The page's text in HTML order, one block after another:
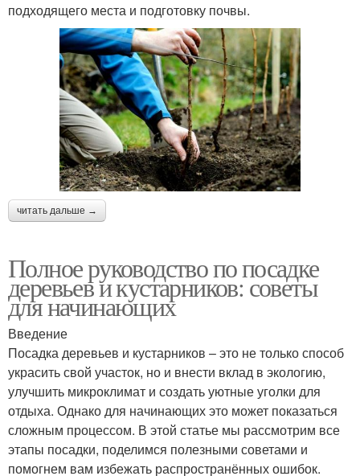
подходящего места и подготовку почвы.
читать дальше →
Полное руководство по посадке
деревьев и кустарников: советы
для начинающих
Введение
Посадка деревьев и кустарников – это не только способ
украсить свой участок, но и внести вклад в экологию,
улучшить микроклимат и создать уютные уголки для
отдыха. Однако для начинающих это может показаться
сложным процессом. В этой статье мы рассмотрим все
этапы посадки, поделимся полезными советами и
помогнем вам избежать распространённых ошибок.